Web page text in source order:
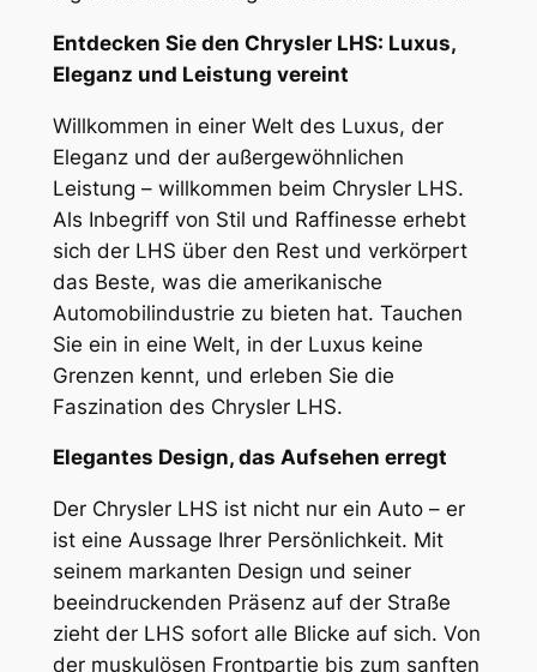
Entdecken Sie den Chrysler LHS: Luxus,
Eleganz und Leistung vereint
Willkommen in einer Welt des Luxus, der
Eleganz und der außergewöhnlichen
Leistung – willkommen beim Chrysler LHS.
Als Inbegriff von Stil und Raffinesse erhebt
sich der LHS über den Rest und verkörpert
das Beste, was die amerikanische
Automobilindustrie zu bieten hat. Tauchen
Sie ein in eine Welt, in der Luxus keine
Grenzen kennt, und erleben Sie die
Faszination des Chrysler LHS.
Elegantes Design, das Aufsehen erregt
Der Chrysler LHS ist nicht nur ein Auto – er
ist eine Aussage Ihrer Persönlichkeit. Mit
seinem markanten Design und seiner
beeindruckenden Präsenz auf der Straße
zieht der LHS sofort alle Blicke auf sich. Von
der muskulösen Frontpartie bis zum sanften